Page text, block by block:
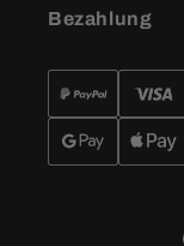
Bezahlung